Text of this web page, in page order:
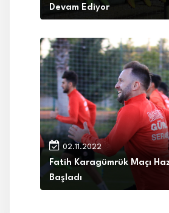
Devam Ediyor
02.11.2022
Fatih Karagümrük Maçı
Başladı